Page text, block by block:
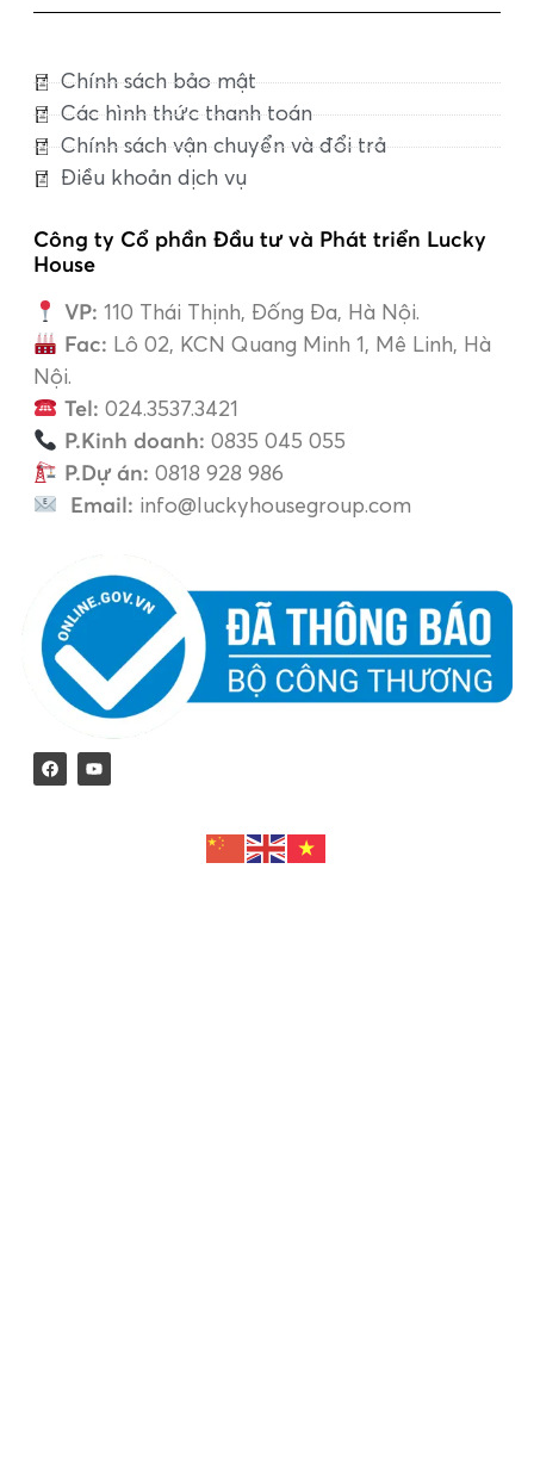
Chính sách bảo mật
Các hình thức thanh toán
Chính sách vận chuyển và đổi trả
Điều khoản dịch vụ
Công ty Cổ phần Đầu tư và Phát triển Lucky
House
VP: 110 Thái Thịnh, Đống Đa, Hà Nội.
Fac: Lô 02, KCN Quang Minh 1, Mê Linh, Hà
Nội.
Tel: 024.3537.3421
P.Kinh doanh: 0835 045 055
P.Dự án: 0818 928 986
Email: info@luckyhousegroup.com